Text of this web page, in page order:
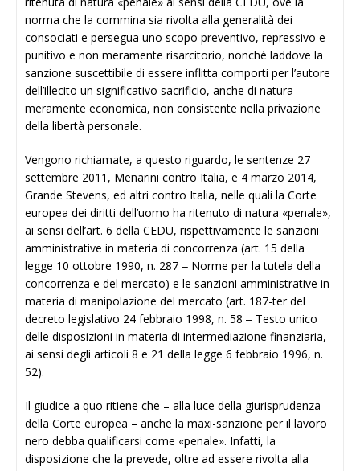
norma che la commina sia rivolta alla generalità dei
consociati e persegua uno scopo preventivo, repressivo e
punitivo e non meramente risarcitorio, nonché laddove la
sanzione suscettibile di essere inflitta comporti per l’autore
dell’illecito un significativo sacrificio, anche di natura
meramente economica, non consistente nella privazione
della libertà personale.
Vengono richiamate, a questo riguardo, le sentenze 27
settembre 2011, Menarini contro Italia, e 4 marzo 2014,
Grande Stevens, ed altri contro Italia, nelle quali la Corte
europea dei diritti dell’uomo ha ritenuto di natura «penale»,
ai sensi dell’art. 6 della CEDU, rispettivamente le sanzioni
amministrative in materia di concorrenza (art. 15 della
legge 10 ottobre 1990, n. 287 ‒ Norme per la tutela della
concorrenza e del mercato) e le sanzioni amministrative in
materia di manipolazione del mercato (art. 187-ter del
decreto legislativo 24 febbraio 1998, n. 58 ‒ Testo unico
delle disposizioni in materia di intermediazione finanziaria,
ai sensi degli articoli 8 e 21 della legge 6 febbraio 1996, n.
52).
Il giudice a quo ritiene che – alla luce della giurisprudenza
della Corte europea – anche la maxi-sanzione per il lavoro
nero debba qualificarsi come «penale». Infatti, la
disposizione che la prevede, oltre ad essere rivolta alla